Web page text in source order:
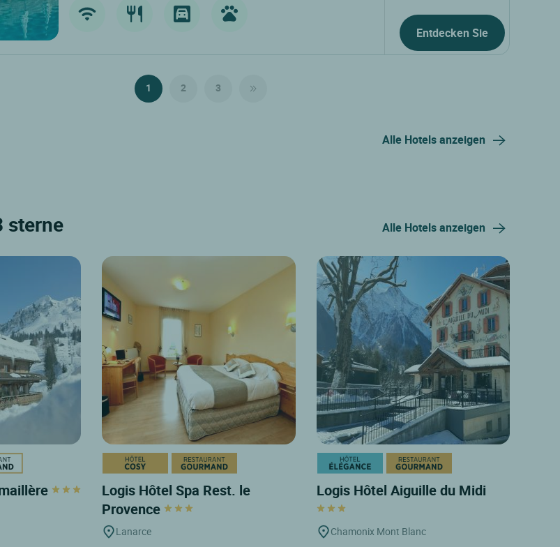
Entdecken Sie
1 2 3
Alle Hotels anzeigen
sterne Alle Hotels anzeigen
Logis Hôtel Spa Rest. le
Provence
Lanarce
Logis Hôtel Aiguille du Midi
Chamonix Mont Blanc